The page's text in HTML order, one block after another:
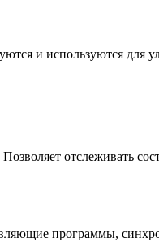
и используются для
отслеживать
программы,